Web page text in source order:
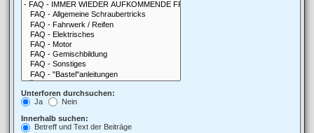
Unterforen durchsuchen:
Ja
Nein
Innerhalb suchen:
Betreff und Text der Beiträge